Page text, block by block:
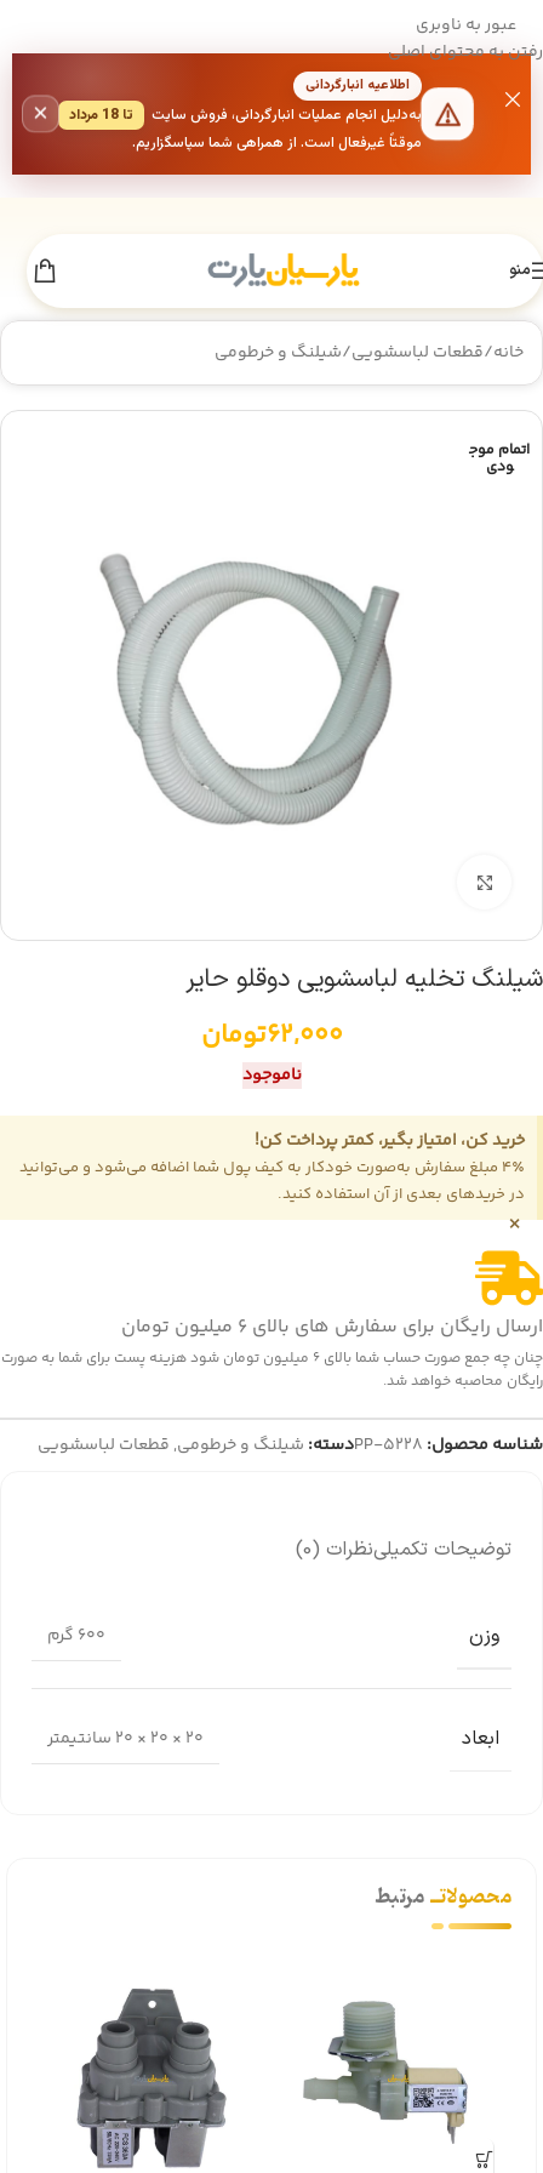
عبور به ناوبری
رفتن به محتوای اصلی
اطلاعیه انبارگردانی
به‌دلیل انجام عملیات انبارگردانی، فروش سایت
تا 18 مرداد
موقتاً غیرفعال است. از همراهی شما سپاسگزاریم.
×
منو
خانه/قطعات لباسشویی/شیلنگ و خرطومی
اتمام موج
ودی
شیلنگ تخلیه لباسشویی دوقلو حایر
62,000تومان
ناموجود
خرید کن، امتیاز بگیر، کمتر پرداخت کن!
4٪ مبلغ سفارش به‌صورت خودکار به کیف پول شما اضافه می‌شود و می‌توانید
در خریدهای بعدی از آن استفاده کنید.
×
ارسال رایگان برای سفارش های بالای 6 میلیون تومان
چنان چه جمع صورت حساب شما بالای 6 میلیون تومان شود هزینه پست برای شما به صورت
رایگان محاصبه خواهد شد.
شناسه محصول: PP-5228دسته: شیلنگ و خرطومی, قطعات لباسشویی
توضیحات تکمیلینظرات (0)
وزن 600 گرم
ابعاد 20 × 20 × 20 سانتیمتر
محصولاتــمرتبط